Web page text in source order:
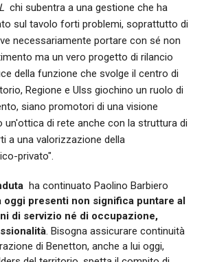
 chi subentra a una gestione che ha
sul tavolo forti problemi, soprattutto di
necessariamente portare con sé non
ma un vero progetto di rilancio
della funzione che svolge il centro di
Regione e Ulss giochino un ruolo di
siano promotori di una visione
un'ottica di rete anche con la struttura di
a una valorizzazione della
privato".
 ha continuato Paolino Barbiero 
presenti non significa puntare al
di servizio né di occupazione,
. Bisogna assicurare continuità
di Benetton, anche a lui oggi,